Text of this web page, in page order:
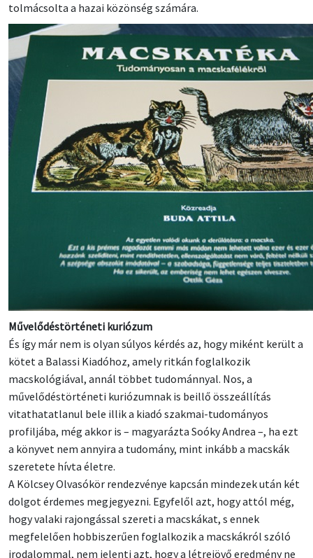
tolmácsolta a hazai közönség számára.
Művelődéstörténeti kuriózum
És így már nem is olyan súlyos kérdés az, hogy miként került a
kötet a Balassi Kiadóhoz, amely ritkán foglalkozik
macskológiával, annál többet tudománnyal. Nos, a
művelődéstörténeti kuriózumnak is beillő összeállítás
vitathatatlanul bele illik a kiadó szakmai-tudományos
profiljába, még akkor is – magyarázta Soóky Andrea –, ha ezt
a könyvet nem annyira a tudomány, mint inkább a macskák
szeretete hívta életre.
A Kölcsey Olvasókör rendezvénye kapcsán mindezek után két
dolgot érdemes megjegyezni. Egyfelől azt, hogy attól még,
hogy valaki rajongással szereti a macskákat, s ennek
megfelelően hobbiszerűen foglalkozik a macskákról szóló
irodalommal, nem jelenti azt, hogy a létrejövő eredmény ne